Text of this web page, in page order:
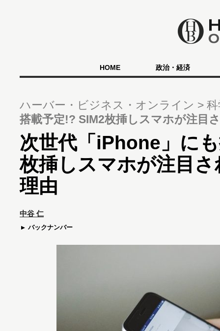
HOME 政治・経済
ハーバー・ビジネス・オンライン
搭載予定!? SIM2枚挿しスマホが注目
次世代「iPhone」に
枚挿しスマホが注目
理由
中谷 仁
バックナンバー